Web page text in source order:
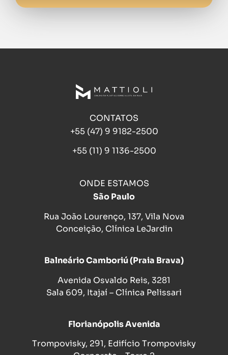
CONTATOS
+55 (47) 9 9182-2500
+55 (11) 9 1136-2500
ONDE ESTAMOS
São Paulo
Rua João Lourenço, 137, Vila Nova
Conceição, Clínica LeJardin
Balneário Camboriú (Praia Brava)
Avenida Osvaldo Reis, 3281
Sala 609, Itajaí – Clínica Pelissari
Florianópolis Avenida
Trompovisky, 291, Edifício Trompovisky